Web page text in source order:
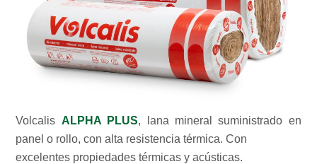
Volcalis ALPHA PLUS, lana mineral suministrado en
panel o rollo, con alta resistencia térmica. Con
excelentes propiedades térmicas y acústicas.